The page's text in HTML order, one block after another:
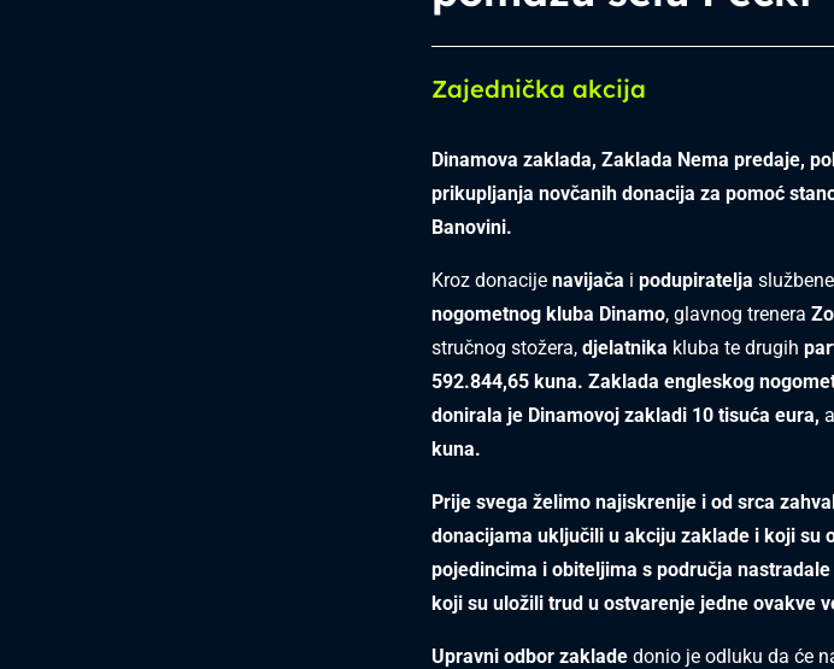
Zajednička akcija
Dinamova zaklada, Zaklada Nema predaje,
prikupljanja novčanih donacija za pomoć
Banovini.
Kroz donacije navijača i podupiratelja
nogometnog kluba Dinamo, glavnog trenera
stručnog stožera, djelatnika kluba te drugih
592.844,65 kuna. Zaklada engleskog
donirala je Dinamovoj zakladi 10 tisuća eura,
kuna.
Prije svega želimo najiskrenije i od srca
donacijama uključili u akciju zaklade i koji su
pojedincima i obiteljima s područja
koji su uložili trud u ostvarenje jedne ovakve
Upravni odbor zaklade donio je odluku da će